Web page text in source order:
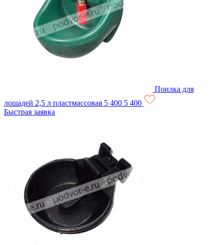
Поилка для
лошадей 2,5 л пластмассовая 5 400 5 400
Быстрая заявка